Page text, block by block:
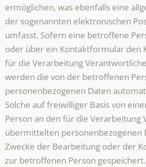
ermöglichen, was ebenfalls eine
der sogenannten elektronischen
umfasst. Sofern eine betroffene
oder über ein Kontaktformular den
für die Verarbeitung
werden die von der betroffenen
personenbezogenen Daten
Solche auf freiwilliger Basis von
Person an den für die Verarbeitung
übermittelten personenbezogenen
Zwecke der Bearbeitung oder der
zur betroffenen Person